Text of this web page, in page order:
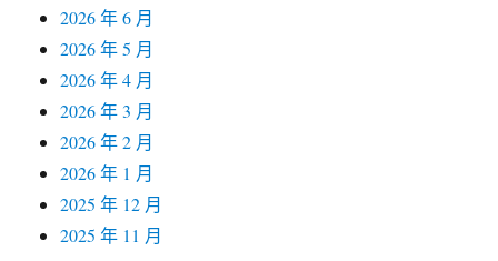
2026 年 6 月
2026 年 5 月
2026 年 4 月
2026 年 3 月
2026 年 2 月
2026 年 1 月
2025 年 12 月
2025 年 11 月